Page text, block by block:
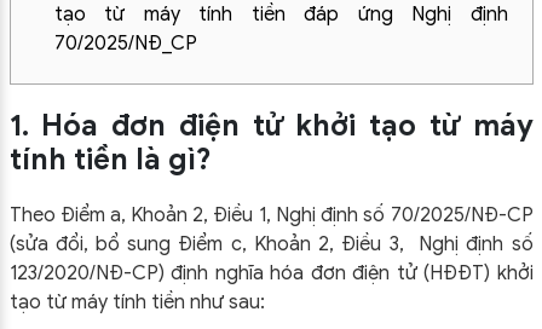
tạo từ máy tính tiền đáp ứng Nghị định
70/2025/NĐ_CP
1. Hóa đơn điện tử khởi tạo từ máy
tính tiền là gì?
Theo Điểm a, Khoản 2, Điều 1, Nghị định số 70/2025/NĐ-CP
(sửa đổi, bổ sung Điểm c, Khoản 2, Điều 3, Nghị định số
123/2020/NĐ-CP) định nghĩa hóa đơn điện tử (HĐĐT) khởi
tạo từ máy tính tiền như sau: